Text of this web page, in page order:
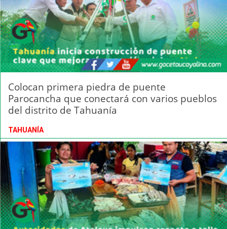
Colocan primera piedra de puente
Parocancha que conectará con varios pueblos
del distrito de Tahuanía
TAHUANÍA